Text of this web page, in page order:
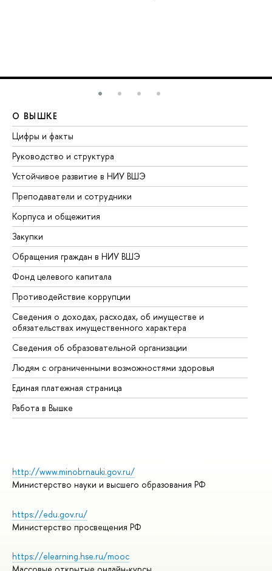
О ВЫШКЕ
Цифры и факты
Руководство и структура
Устойчивое развитие в НИУ ВШЭ
Преподаватели и сотрудники
Корпуса и общежития
Закупки
Обращения граждан в НИУ ВШЭ
Фонд целевого капитала
Противодействие коррупции
Сведения о доходах, расходах, об имуществе и
обязательствах имущественного характера
Сведения об образовательной организации
Людям с ограниченными возможностями здоровья
Единая платежная страница
Работа в Вышке
http://www.minobrnauki.gov.ru/
Министерство науки и высшего образования РФ
https://edu.gov.ru/
Министерство просвещения РФ
https://elearning.hse.ru/mooc